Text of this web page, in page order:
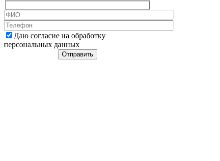
Даю согласие на обработку
персональных данных